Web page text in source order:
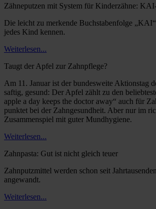
Zähneputzen mit System für Kinderzähne:
Die leicht zu merkende Buchstabenfolge
jedes Kind kennen.
Weiterlesen...
Taugt der Apfel zur Zahnpflege?
Am 11. Januar ist der bundesweite Aktionstag
saftig, gesund: Der Apfel zählt zu den
apple a day keeps the doctor away“ auch für
punktet bei der Zahngesundheit. Aber nur im
Zusammenspiel mit guter Mundhygiene.
Weiterlesen...
Zahnpasta: Gut ist nicht gleich teuer
Zahnputzmittel werden schon seit
angewandt.
Weiterlesen...